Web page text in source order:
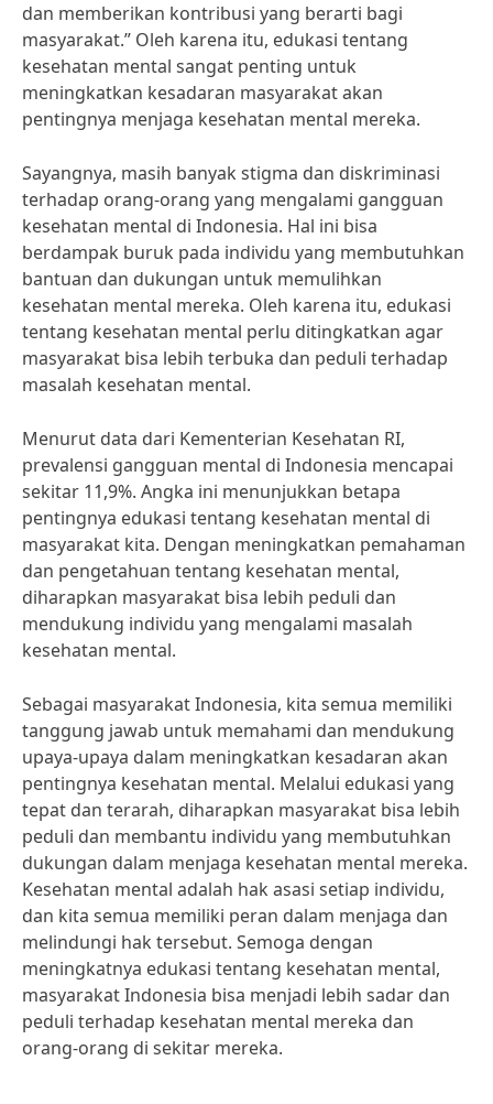
dan memberikan kontribusi yang berarti bagi
masyarakat.” Oleh karena itu, edukasi tentang
kesehatan mental sangat penting untuk
meningkatkan kesadaran masyarakat akan
pentingnya menjaga kesehatan mental mereka.
Sayangnya, masih banyak stigma dan diskriminasi
terhadap orang-orang yang mengalami gangguan
kesehatan mental di Indonesia. Hal ini bisa
berdampak buruk pada individu yang membutuhkan
bantuan dan dukungan untuk memulihkan
kesehatan mental mereka. Oleh karena itu, edukasi
tentang kesehatan mental perlu ditingkatkan agar
masyarakat bisa lebih terbuka dan peduli terhadap
masalah kesehatan mental.
Menurut data dari Kementerian Kesehatan RI,
prevalensi gangguan mental di Indonesia mencapai
sekitar 11,9%. Angka ini menunjukkan betapa
pentingnya edukasi tentang kesehatan mental di
masyarakat kita. Dengan meningkatkan pemahaman
dan pengetahuan tentang kesehatan mental,
diharapkan masyarakat bisa lebih peduli dan
mendukung individu yang mengalami masalah
kesehatan mental.
Sebagai masyarakat Indonesia, kita semua memiliki
tanggung jawab untuk memahami dan mendukung
upaya-upaya dalam meningkatkan kesadaran akan
pentingnya kesehatan mental. Melalui edukasi yang
tepat dan terarah, diharapkan masyarakat bisa lebih
peduli dan membantu individu yang membutuhkan
dukungan dalam menjaga kesehatan mental mereka.
Kesehatan mental adalah hak asasi setiap individu,
dan kita semua memiliki peran dalam menjaga dan
melindungi hak tersebut. Semoga dengan
meningkatnya edukasi tentang kesehatan mental,
masyarakat Indonesia bisa menjadi lebih sadar dan
peduli terhadap kesehatan mental mereka dan
orang-orang di sekitar mereka.